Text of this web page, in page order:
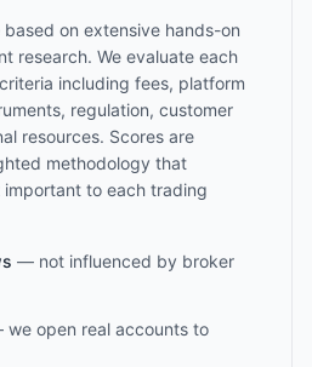
on extensive hands-on
research. We evaluate each
including fees, platform
regulation, customer
resources. Scores are
methodology that
to each trading
— not influenced by broker
open real accounts to